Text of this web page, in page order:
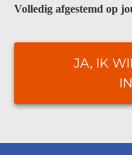
Volledig afgestemd op
JA, IK